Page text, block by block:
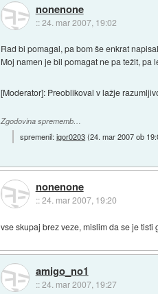
nonenone
::24. mar 2007, 19:02
Rad bi pomagal, pa bom še enkrat
Moj namen je bil pomagat ne pa težit, pa
[Moderator]: Preoblikoval v lažje
Zgodovina sprememb…
spremenil:igor0203(24. mar 2007 ob
nonenone
::24. mar 2007, 19:20
vse skupaj brez veze, mislim da se je
amigo_no1
::24. mar 2007, 19:27